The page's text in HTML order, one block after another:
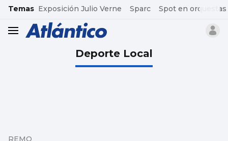
common.go-to-content
Temas Exposición Julio Verne Sparc Spot en orquestas
header.menu.open
Deporte Local
REMO